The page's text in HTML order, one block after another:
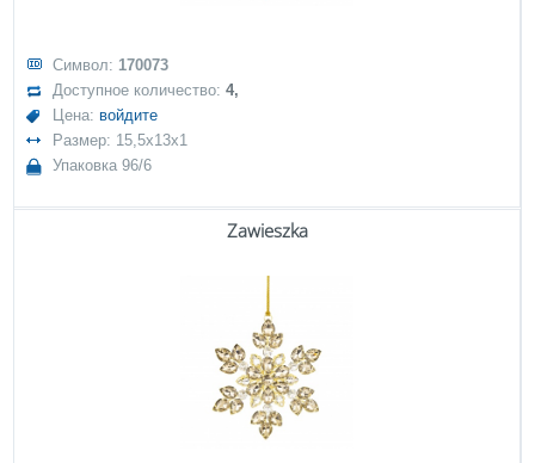
Символ: 170073
Доступное количество:4,
Цена: войдите
Размер: 15,5x13x1
Упаковка 96/6
Zawieszka